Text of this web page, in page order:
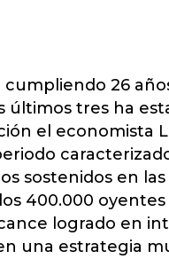
cumpliendo 26
últimos tres ha
el economista
sostenidos en
400.000 oyentes
logrado en
una estrategia